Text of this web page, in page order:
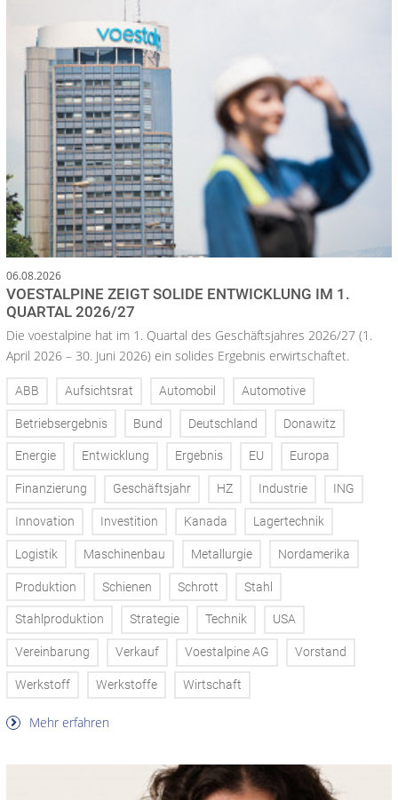
06.08.2026
VOESTALPINE ZEIGT SOLIDE ENTWICKLUNG IM 1.
QUARTAL 2026/27
Die voestalpine hat im 1. Quartal des Geschäftsjahres 2026/27 (1.
April 2026 – 30. Juni 2026) ein solides Ergebnis erwirtschaftet.
ABB Aufsichtsrat Automobil Automotive
Betriebsergebnis Bund Deutschland Donawitz
Energie Entwicklung Ergebnis EU Europa
Finanzierung Geschäftsjahr HZ Industrie ING
Innovation Investition Kanada Lagertechnik
Logistik Maschinenbau Metallurgie Nordamerika
Produktion Schienen Schrott Stahl
Stahlproduktion Strategie Technik USA
Vereinbarung Verkauf Voestalpine AG Vorstand
Werkstoff Werkstoffe Wirtschaft
Mehr erfahren